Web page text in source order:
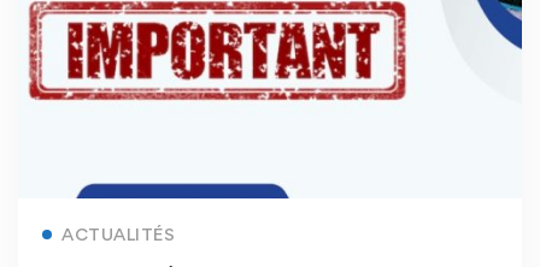
ACTUALITÉS